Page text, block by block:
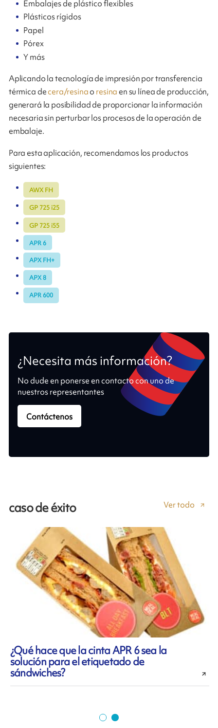
Embalajes de plástico flexibles
Plásticos rígidos
Papel
Pórex
Y más
Aplicando la tecnología de impresión por transferencia
térmica decera/resinao resinaen su línea de producción,
generará la posibilidad de proporcionar la información
necesaria sin perturbar los procesos de la operación de
embalaje.
Para esta aplicación, recomendamos los productos
siguientes:
AWX FH
GP 725 i25
GP 725 i55
APR 6
APX FH+
APX 8
APR 600
¿Necesita más información?
No dude en ponerse en contacto con uno de
nuestros representantes
Contáctenos
caso de éxito Ver todo
¿Qué hace que la cinta APR 6 sea la
solución para el etiquetado de
sándwiches?